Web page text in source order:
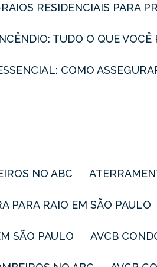
RAIOS RESIDENCIAIS PARA
TUDO O QUE
COMO
NO ABC
PARA RAIO EM SÃO PAULO
SÃO PAULO AVCB